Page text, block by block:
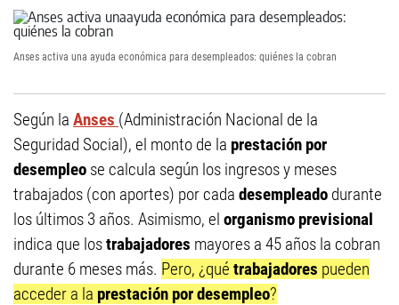
Anses activa una ayuda económica para desempleados: quiénes la cobran
Según la Anses (Administración Nacional de la
Seguridad Social), el monto de la prestación por
desempleo se calcula según los ingresos y meses
trabajados (con aportes) por cada desempleado durante
los últimos 3 años. Asimismo, el organismo previsional
indica que lostrabajadores mayores a 45 años la cobran
durante 6 meses más. Pero, ¿qué trabajadores pueden
acceder a la prestación por desempleo?